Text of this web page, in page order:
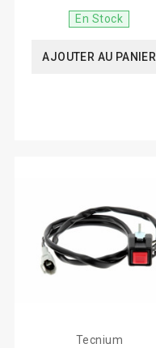
En Stock
AJOUTER AU PANIER
Tecnium